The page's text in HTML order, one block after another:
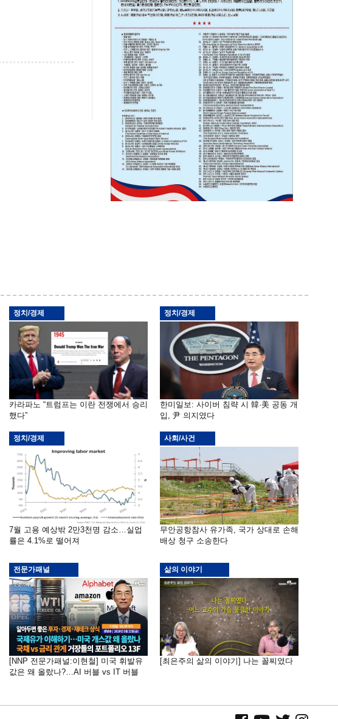
정치/경제
카라파노 “트럼프는 이란 전쟁에서 승리
했다”
정치/경제
한미일보: 사이버 침략 시 韓·美 공동 개
입, 尹 의지였다
정치/경제
7월 고용 예상밖 2만3천명 감소…실업
률은 4.1%로 떨어져
사회/사건
무안공항참사 유가족, 국가 상대로 손해
배상 청구 소송한다
전문가패널
[NNP 전문가패널:이현철] 미국 휘발유
값은 왜 올랐나?…AI 버블 vs IT 버블
삶의 이야기
[최은주의 삶의 이야기] 나는 꼴찌였다